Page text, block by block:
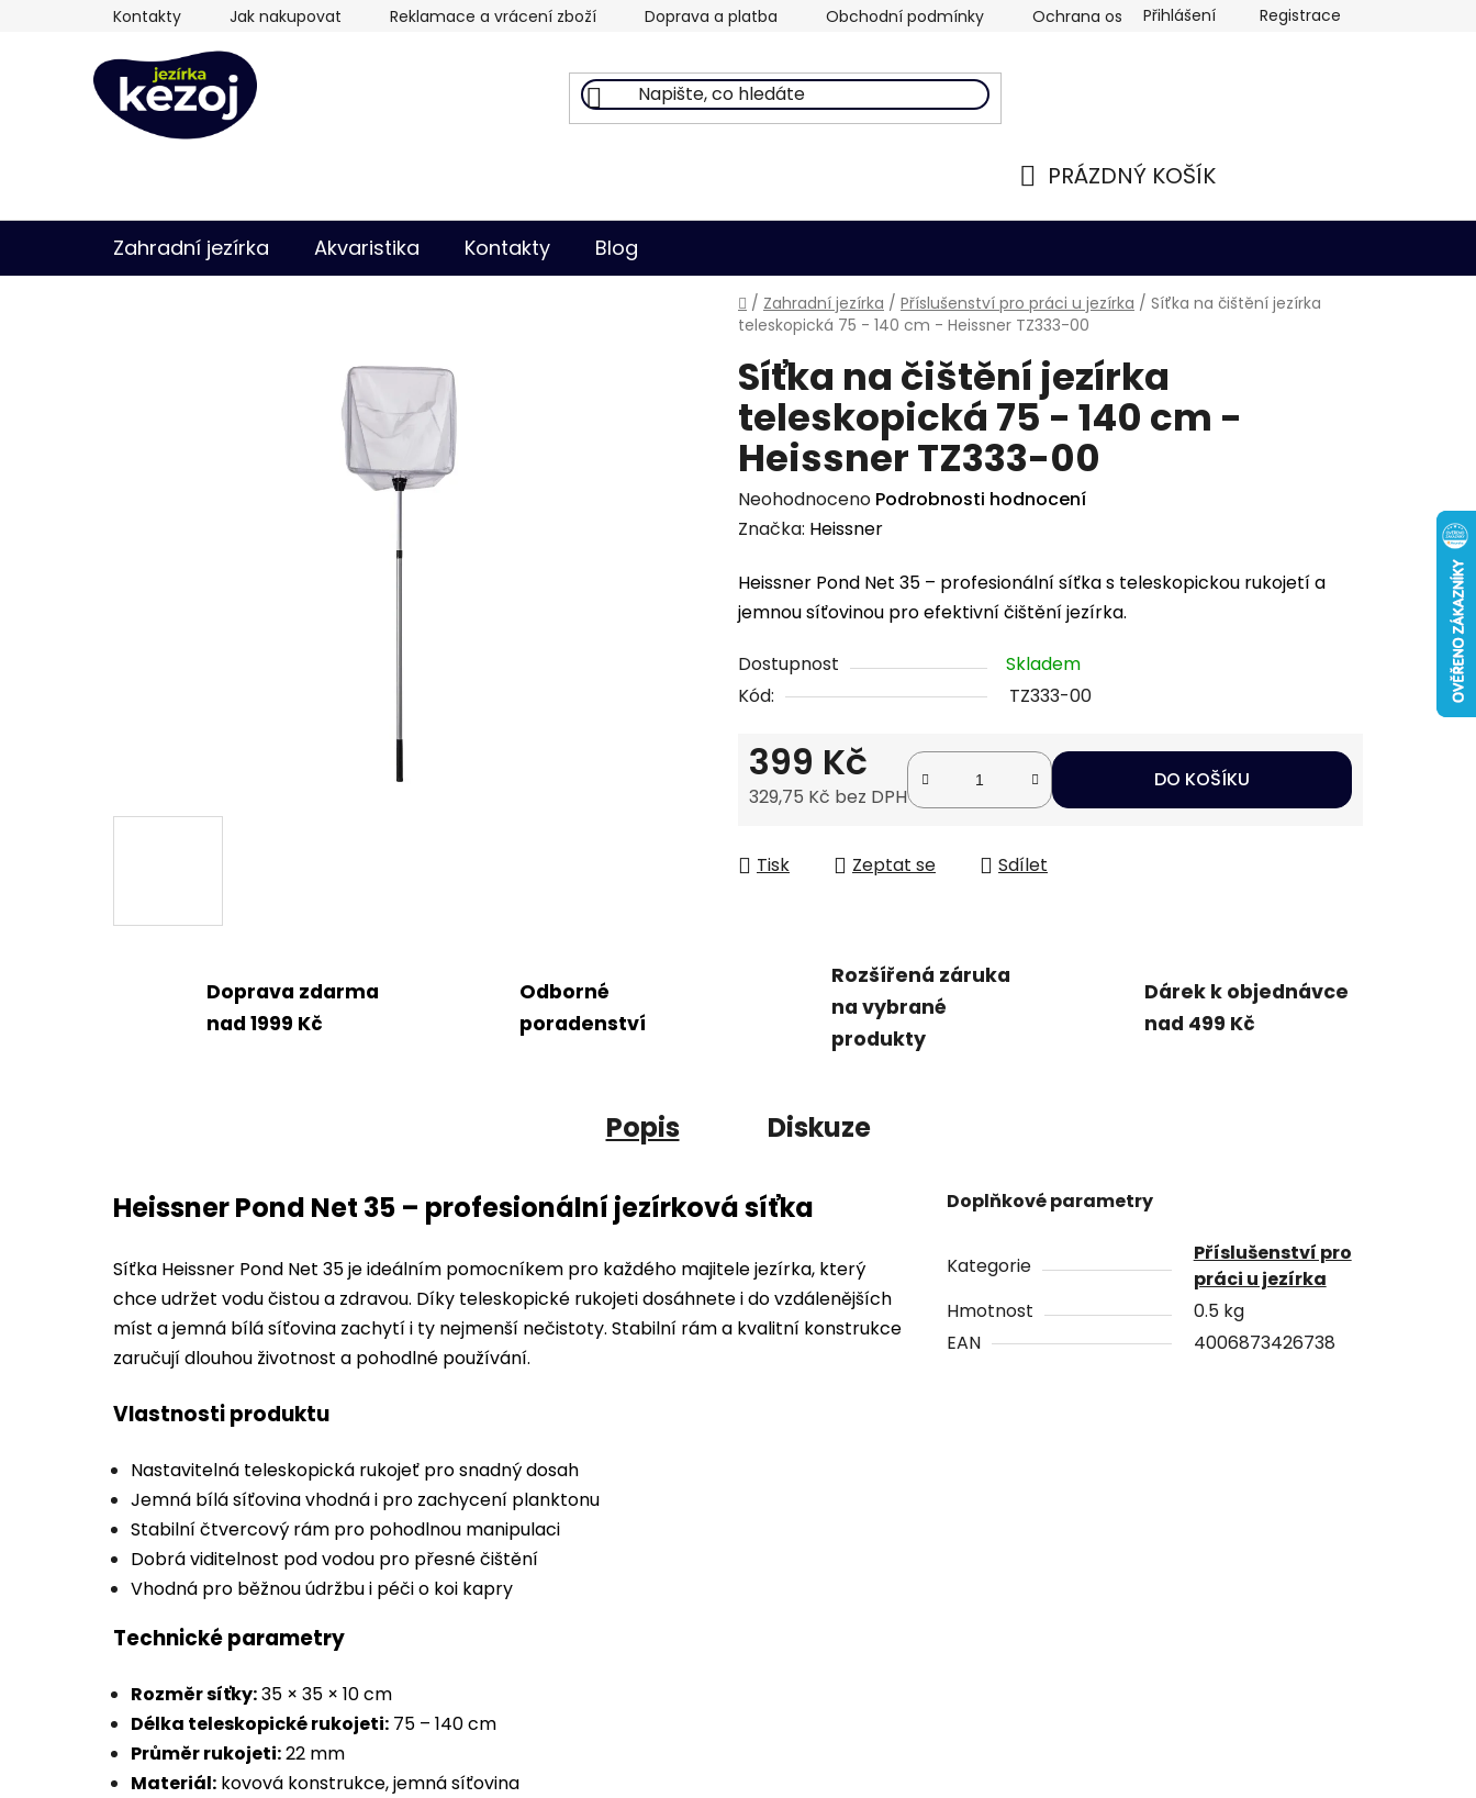
Kontakty Jak nakupovat Reklamace a vrácení zboží Doprava a platba Obchodní podmínky Ochrana osobních údajů
Přihlášení Registrace
PRÁZDNÝ KOŠÍK
Zahradní jezírka Akvaristika Kontakty Blog
Domů
/ Zahradní jezírka / Příslušenství pro práci u jezírka / Síťka na čištění jezírka
teleskopická 75 - 140 cm - Heissner TZ333-00
Síťka na čištění jezírka
teleskopická 75 - 140 cm -
Heissner TZ333-00
Průměrné
hodnocení
je
0,0
5
hvězdiček.
Neohodnoceno Podrobnosti hodnocení
Značka: Heissner
Heissner Pond Net 35 – profesionální síťka s teleskopickou rukojetí a
jemnou síťovinou pro efektivní čištění jezírka.
Dostupnost
Skladem
Kód:
TZ333-00
399 Kč
329,75 Kč bez DPH
DO KOŠÍKU
Tisk Zeptat se Sdílet
Doprava zdarma
nad 1999 Kč
Odborné
poradenství
Rozšířená záruka
na vybrané
produkty
Dárek k objednávce
nad 499 Kč
Popis Diskuze
Heissner Pond Net 35 – profesionální jezírková síťka
Síťka Heissner Pond Net 35 je ideálním pomocníkem pro každého majitele jezírka, který
chce udržet vodu čistou a zdravou. Díky teleskopické rukojeti dosáhnete i do vzdálenějších
míst a jemná bílá síťovina zachytí i ty nejmenší nečistoty. Stabilní rám a kvalitní konstrukce
zaručují dlouhou životnost a pohodlné používání.
Vlastnosti produktu
Nastavitelná teleskopická rukojeť pro snadný dosah
Jemná bílá síťovina vhodná i pro zachycení planktonu
Stabilní čtvercový rám pro pohodlnou manipulaci
Dobrá viditelnost pod vodou pro přesné čištění
Vhodná pro běžnou údržbu i péči o koi kapry
Technické parametry
Rozměr síťky:35 × 35 × 10 cm
Délka teleskopické rukojeti: 75 – 140 cm
Průměr rukojeti:22 mm
Materiál: kovová konstrukce, jemná síťovina
Doplňkové parametry
Kategorie
Příslušenství pro
práci u jezírka
Hmotnost
0.5 kg
EAN
4006873426738